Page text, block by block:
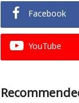
Facebook
YouTube